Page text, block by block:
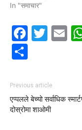
In "समाचार"
Previous article
एप्पलले बेच्यो सर्वाधिक
दोस्रोमा शाओमी